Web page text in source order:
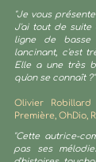
"Je vous
J'ai tout de
ligne de
lancinant, c'est
Elle a une très
qu'on se connaît ?"
Olivier Robillard
Première, OhDio,
"Cette autrice-
pas ses